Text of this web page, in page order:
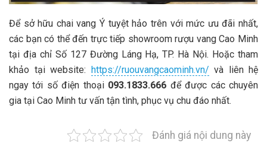
Để sở hữu chai vang Ý tuyệt hảo trên với mức ưu đãi nhất,
các bạn có thể đến trực tiếp showroom rượu vang Cao Minh
tại địa chỉ Số 127 Đường Láng Hạ, TP. Hà Nội. Hoặc tham
khảo tại website: https://ruouvangcaominh.vn/ và liên hệ
ngay tới số điện thoại 093.1833.666 để được các chuyên
gia tại Cao Minh tư vấn tận tình, phục vụ chu đáo nhất.
Đánh giá nội dung này